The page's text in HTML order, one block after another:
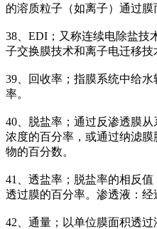
的溶质粒子（如离子）通过膜
38、EDI；又称连续电除盐技
子交换膜技术和离子电迁移技
39、回收率；指膜系统中给
率。
40、脱盐率；通过反渗透膜
浓度的百分率，或通过纳滤
物的百分数。
41、透盐率；脱盐率的相反
透过膜的百分率。渗透液：经
42、通量；以单位膜面积透